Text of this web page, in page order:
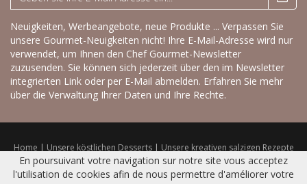
Neuigkeiten, Werbeangebote, neue Produkte ... Verpassen Sie
unsere Gourmet-Neuigkeiten nicht! Ihre E-Mail-Adresse wird nur
verwendet, um Ihnen den Chef Gourmet-Newsletter
zuzusenden. Sie können sich jederzeit über den im Newsletter
integrierten Link oder per E-Mail abmelden. Erfahren Sie mehr
über die Verwaltung Ihrer Daten und Ihre Rechte.
Home | Unsere köstlichen Desserts | Unsere kreativen salzigen Rezepte
|Trockenprodukte|Frisches Sortiment| Katalog|Kontakt |Sitemap
Nutzungsbedingungen
En poursuivant votre navigation sur notre site vous acceptez
l'utilisation de cookies afin de nous permettre d'améliorer votre